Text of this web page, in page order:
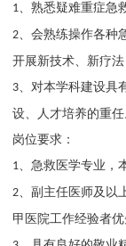
1、熟悉疑难重症急
2、会熟练操作各种
开展新技术、新疗法
3、对本学科建设具
设、人才培养的重任
岗位要求：
1、急救医学专业，
2、 副主任医师及以
甲医院工作经验者优